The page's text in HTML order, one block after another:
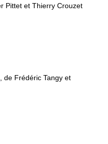
Pittet et Thierry Crouzet
, de Frédéric Tangy et